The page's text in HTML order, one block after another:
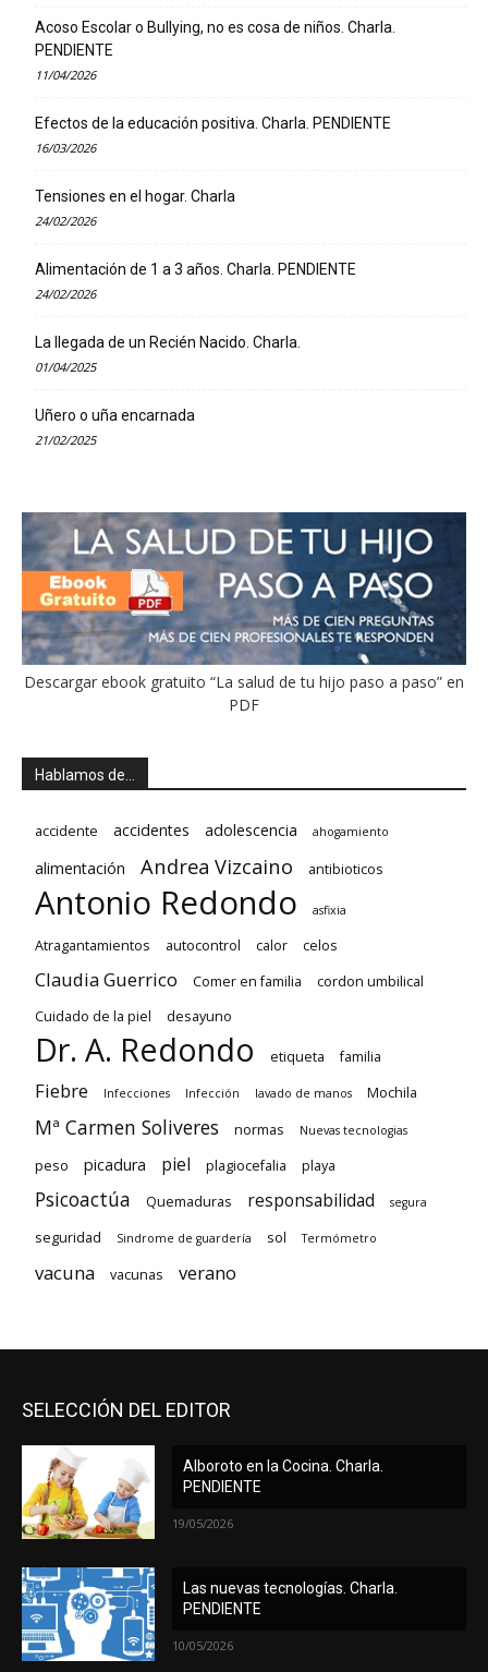
Acoso Escolar o Bullying, no es cosa de niños. Charla.
PENDIENTE
11/04/2026
Efectos de la educación positiva. Charla. PENDIENTE
16/03/2026
Tensiones en el hogar. Charla
24/02/2026
Alimentación de 1 a 3 años. Charla. PENDIENTE
24/02/2026
La llegada de un Recién Nacido. Charla.
01/04/2025
Uñero o uña encarnada
21/02/2025
Descargar ebook gratuito “La salud de tu hijo paso a paso” en
PDF
Hablamos de…
accidente accidentes adolescencia ahogamiento
alimentación Andrea Vizcaino antibioticos
Antonio Redondo asfixia
Atragantamientos autocontrol calor celos
Claudia Guerrico Comer en familia
cordon umbilical
Cuidado de la piel
desayuno
Dr. A. Redondo etiqueta familia
Fiebre Infecciones Infección lavado de manos Mochila
Mª Carmen Soliveres normas Nuevas tecnologias
peso picadura piel plagiocefalia playa
Psicoactúa Quemaduras responsabilidad segura
seguridad Sindrome de guardería sol Termómetro
vacuna vacunas verano
SELECCIÓN DEL EDITOR
Alboroto en la Cocina. Charla.
PENDIENTE
19/05/2026
Las nuevas tecnologías. Charla.
PENDIENTE
10/05/2026